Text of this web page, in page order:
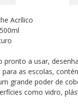
Acrílico
500ml
pronto a usar,
as escolas,
grande poder de
como vidro,